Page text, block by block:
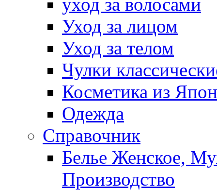
Уход за лицом
Уход за телом
Чулки
Косметика из
Одежда
Справочник
Белье Женское,
Производство